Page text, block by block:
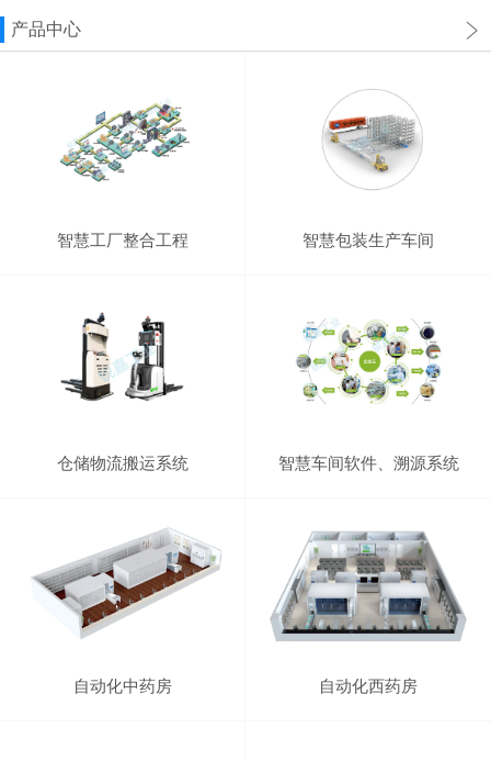
产品中心
智慧工厂整合工程 智慧包装生产车间
仓储物流搬运系统 智慧车间软件、溯源系统
自动化中药房 自动化西药房